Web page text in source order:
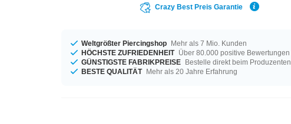
Crazy Best Preis Garantie
Weltgrößter Piercingshop Mehr als 7 Mio. Kunden
HÖCHSTE ZUFRIEDENHEIT Über 80.000 positive Bewertungen
GÜNSTIGSTE FABRIKPREISE Bestelle direkt beim Produzenten
BESTE QUALITÄT Mehr als 20 Jahre Erfahrung